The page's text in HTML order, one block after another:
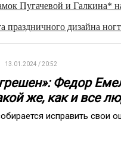
Пугачевой и Галкина*
дизайна
13.01.2024 / 20:52
Федор
же, как и все
исправить свои